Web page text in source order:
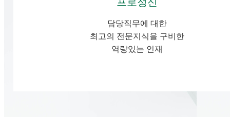
담당직무에 대한
최고의 전문지식을 구비한
역량있는 인재